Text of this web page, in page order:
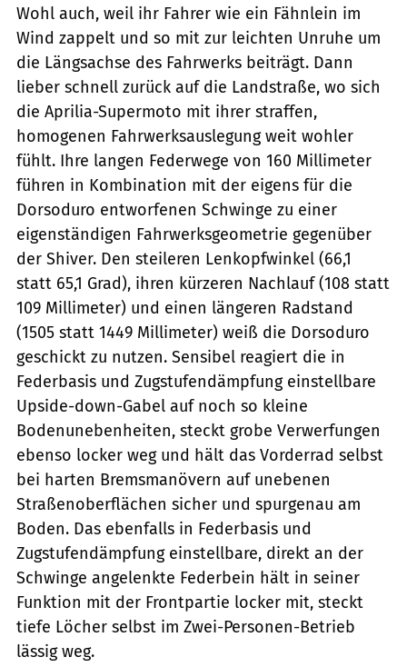
Wohl auch, weil ihr Fahrer wie ein Fähnlein im
Wind zappelt und so mit zur leichten Unruhe um
die Längsachse des Fahrwerks beiträgt. Dann
lieber schnell zurück auf die Landstraße, wo sich
die Aprilia-Supermoto mit ihrer straffen,
homogenen Fahrwerksauslegung weit wohler
fühlt. Ihre langen Federwege von 160 Millimeter
führen in Kombination mit der eigens für die
Dorsoduro entworfenen Schwinge zu einer
eigenständigen Fahrwerksgeometrie gegenüber
der Shiver. Den steileren Lenkopfwinkel (66,1
statt 65,1 Grad), ihren kürzeren Nachlauf (108 statt
109 Millimeter) und einen längeren Radstand
(1505 statt 1449 Millimeter) weiß die Dorsoduro
geschickt zu nutzen. Sensibel reagiert die in
Federbasis und Zugstufendämpfung einstellbare
Upside-down-Gabel auf noch so kleine
Bodenunebenheiten, steckt grobe Verwerfungen
ebenso locker weg und hält das Vorderrad selbst
bei harten Bremsmanövern auf unebenen
Straßenoberflächen sicher und spurgenau am
Boden. Das ebenfalls in Federbasis und
Zugstufendämpfung einstellbare, direkt an der
Schwinge angelenkte Federbein hält in seiner
Funktion mit der Frontpartie locker mit, steckt
tiefe Löcher selbst im Zwei-Personen-Betrieb
lässig weg.